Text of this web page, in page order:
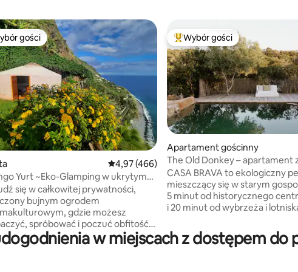
5 na 5, liczba recenzji: 241
gości
gości
Średnia ocena: 4,97 na 5, liczba recenzji: 466
4,97 (466)
Yurt ~Eko-Glamping w ukrytym
się w całkowitej prywatności,
bujnym ogrodem
gdzie możesz
spróbować i poczuć obfitość
W Canto das Fontes,
Sítio dos Anjos, przez cały
Najpopularniejsze z kategorii
Wybór gości
Apartament gościnny
The Old Donkey – apartament
i widokiem na ogród
CASA BRAVA to ekologiczny
mieszczący się w starym
5 minut od historycznego
i 20 minut od wybrzeża i
i dostępność. Trzy niezależne
apartamenty z prywatnymi
w miejscach z dostępem do